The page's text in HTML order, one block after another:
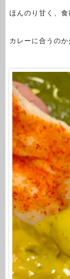
ほんのり甘く、食
カレーに合うの